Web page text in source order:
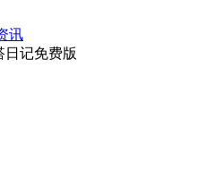
讯
日记免费版